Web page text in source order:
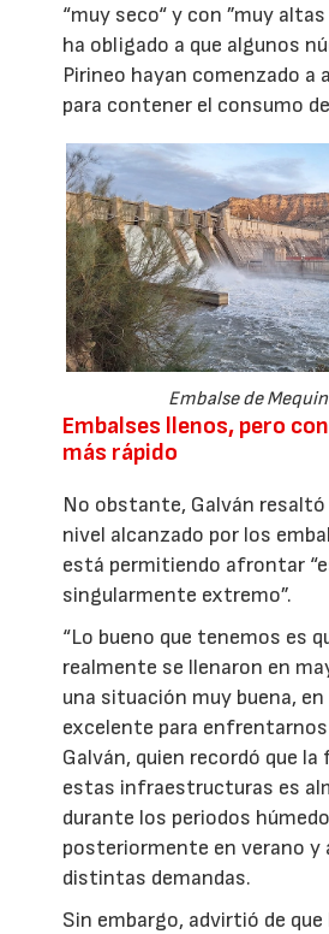
“muy seco“ y con ”muy
ha obligado a que algunos
Pirineo hayan comenzado a
para contener el consumo
Embalse de
Embalses llenos, pero
más rápido
No obstante, Galván resaltó
nivel alcanzado por los
está permitiendo afrontar
singularmente extremo”.
“Lo bueno que tenemos es
realmente se llenaron en
una situación muy buena,
excelente para enfrentarnos
Galván, quien recordó que la
estas infraestructuras es
durante los periodos
posteriormente en verano y
distintas demandas.
Sin embargo, advirtió de